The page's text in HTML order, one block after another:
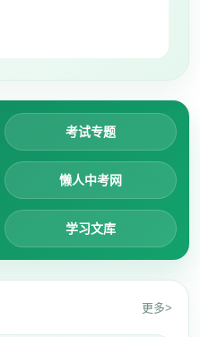
考试专题
懒人中考网
学习文库
更多>